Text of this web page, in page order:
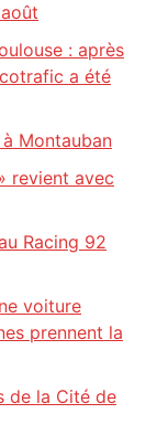
: après
a été
Montauban
revient avec
Racing 92
voiture
prennent la
de la Cité de